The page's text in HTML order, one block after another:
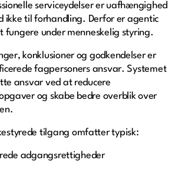
serviceydelser er uafhængighed
ikke til forhandling. Derfor er agentic
fungere under menneskelig styring.
konklusioner og godkendelser er
fagpersoners ansvar. Systemet
ansvar ved at reducere
og skabe bedre overblik over
tilgang omfatter typisk:
adgangsrettigheder